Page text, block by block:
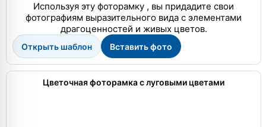
Используя эту фоторамку , вы придадите свои
фотографиям выразительного вида с элементами
драгоценностей и живых цветов.
Открыть шаблон Вставить фото
Цветочная фоторамка с луговыми цветами